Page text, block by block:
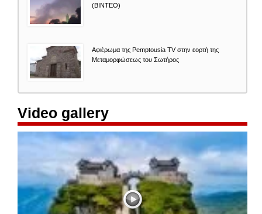
(ΒΙΝΤΕΟ)
Αφιέρωμα της Pemptousia TV στην εορτή της
Μεταμορφώσεως του Σωτήρος
Video gallery